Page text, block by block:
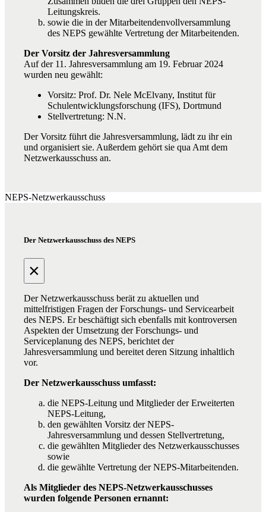
Leitungskreis.
sowie die in der Mitarbeitendenvollversammlung
des NEPS gewählte Vertretung der Mitarbeitenden.
Der Vorsitz der Jahresversammlung
Auf der 11. Jahresversammlung am 19. Februar 2024
wurden neu gewählt:
Vorsitz: Prof. Dr. Nele McElvany, Institut für
Schulentwicklungsforschung (IFS), Dortmund
Stellvertretung: N.N.
Der Vorsitz führt die Jahresversammlung, lädt zu ihr ein
und organisiert sie. Außerdem gehört sie qua Amt dem
Netzwerkausschuss an.
NEPS-Netzwerkausschuss
Der Netzwerkausschuss des NEPS
×
Der Netzwerkausschuss berät zu aktuellen und
mittelfristigen Fragen der Forschungs- und Servicearbeit
des NEPS. Er beschäftigt sich ebenfalls mit kontroversen
Aspekten der Umsetzung der Forschungs- und
Serviceplanung des NEPS, berichtet der
Jahresversammlung und bereitet deren Sitzung inhaltlich
vor.
Der Netzwerkausschuss umfasst:
die NEPS-Leitung und Mitglieder der Erweiterten
NEPS-Leitung,
den gewählten Vorsitz der NEPS-
Jahresversammlung und dessen Stellvertretung,
die gewählten Mitglieder des Netzwerkausschusses
sowie
die gewählte Vertretung der NEPS-Mitarbeitenden.
Als Mitglieder des NEPS-Netzwerkausschusses
wurden folgende Personen ernannt: